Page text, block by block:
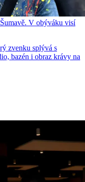
V obýváku visí
zvenku splývá s
bazén i obraz krávy na